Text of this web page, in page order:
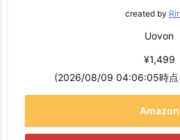
created by
Uovon
¥1,499
(2026/08/09 04:06:05時点
Amazon